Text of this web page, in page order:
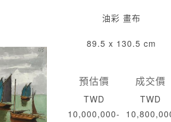
油彩 畫布
89.5 x 130.5 cm
預估價
TWD
10,000,000-
成交價
TWD